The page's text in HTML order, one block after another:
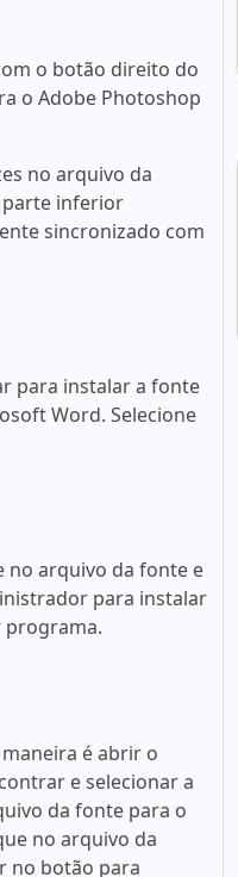
o botão direito do
o Adobe Photoshop
no arquivo da
parte inferior
sincronizado com
para instalar a fonte
Word. Selecione
no arquivo da fonte e
para instalar
programa.
é abrir o
e selecionar a
da fonte para o
no arquivo da
no botão para